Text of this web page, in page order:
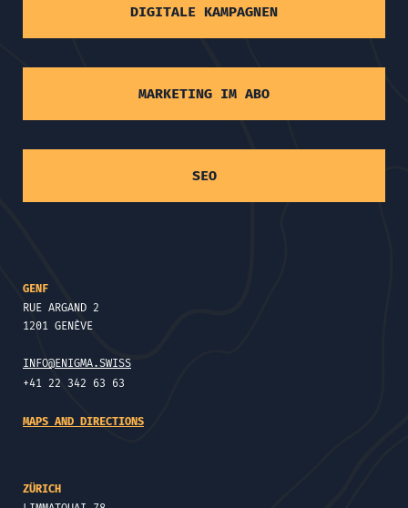
DIGITALE KAMPAGNEN
MARKETING IM ABO
SEO
GENF
RUE ARGAND 2
1201 GENÈVE
INFO@ENIGMA.SWISS
+41 22 342 63 63
MAPS AND DIRECTIONS
ZÜRICH